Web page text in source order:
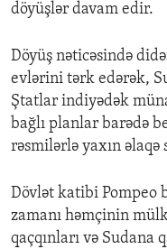
döyüşlər davam edir.
Döyüş nəticəsində
evlərini tərk edərək,
Ştatlar indiyədək
bağlı planlar barədə
rəsmilərlə yaxın əlaqə
Dövlət katibi Pompeo
zamanı həmçinin
qaçqınları və Sudana